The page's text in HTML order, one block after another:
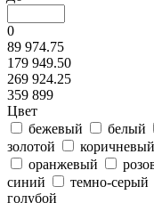
0
89 974.75
179 949.50
269 924.25
359 899
Цвет
бежевый
белый
золотой
коричневый
оранжевый
синий
темно-серый
голубой